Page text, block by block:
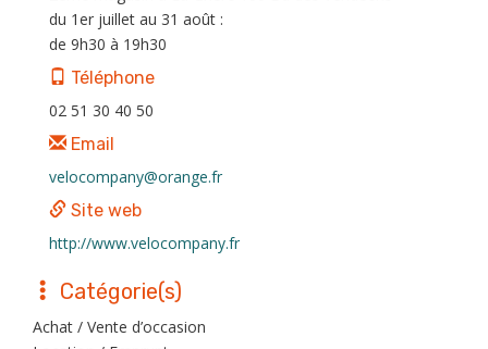
du 1er juillet au 31 août :
de 9h30 à 19h30
Téléphone
02 51 30 40 50
Email
velocompany@orange.fr
Site web
http://www.velocompany.fr
Catégorie(s)
Achat / Vente d’occasion